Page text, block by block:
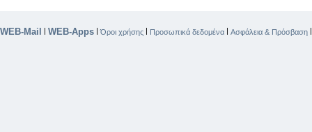
WEB-Mail | WEB-Apps |Όροι χρήσης | Προσωπικά δεδομένα | Ασφάλεια & Πρόσβαση